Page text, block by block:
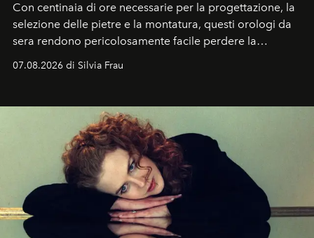
Con centinaia di ore necessarie per la progettazione, la
selezione delle pietre e la montatura, questi orologi da
sera rendono pericolosamente facile perdere la
cognizione del tempo. Ma con quadranti così
07.08.2026 di Silvia Frau